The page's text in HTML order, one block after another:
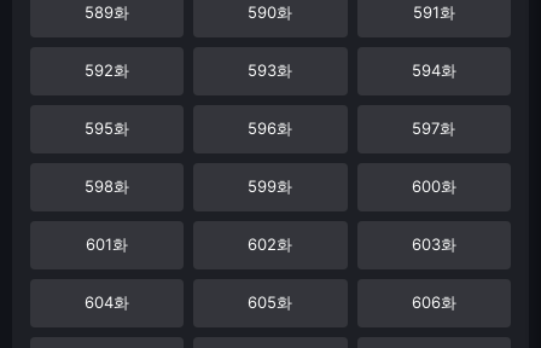
589화 590화 591화
592화 593화 594화
595화 596화 597화
598화 599화 600화
601화 602화 603화
604화 605화 606화